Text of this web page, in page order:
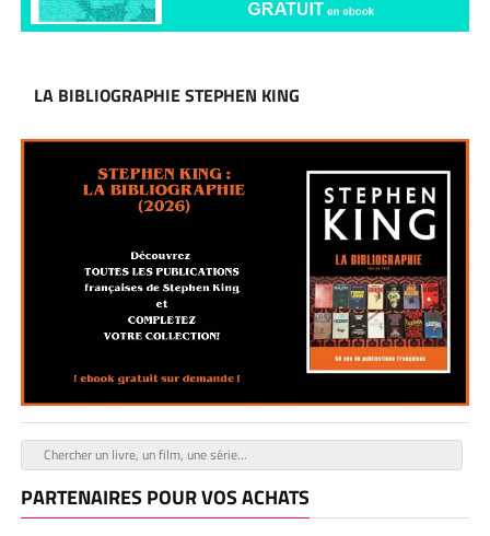
LA BIBLIOGRAPHIE STEPHEN KING
PARTENAIRES POUR VOS ACHATS